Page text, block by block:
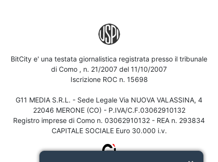
BitCity e' una testata giornalistica registrata presso il tribunale
di Como , n. 21/2007 del 11/10/2007
Iscrizione ROC n. 15698
G11 MEDIA S.R.L. - Sede Legale Via NUOVA VALASSINA, 4
22046 MERONE (CO) - P.IVA/C.F.03062910132
Registro imprese di Como n. 03062910132 - REA n. 293834
CAPITALE SOCIALE Euro 30.000 i.v.